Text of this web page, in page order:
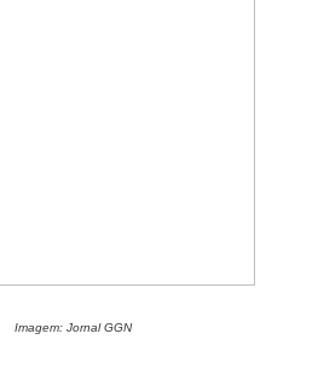
Imagem: Jornal GGN